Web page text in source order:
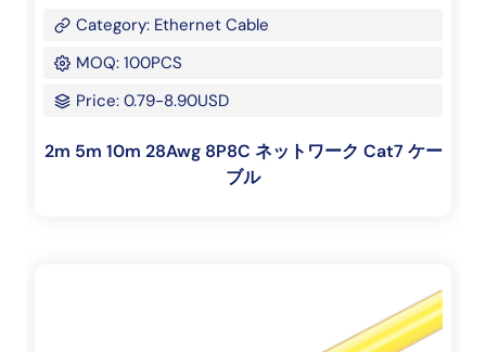
Category: Ethernet Cable
MOQ: 100PCS
Price: 0.79-8.90USD
2m 5m 10m 28Awg 8P8C ネットワーク Cat7 ケー
ブル